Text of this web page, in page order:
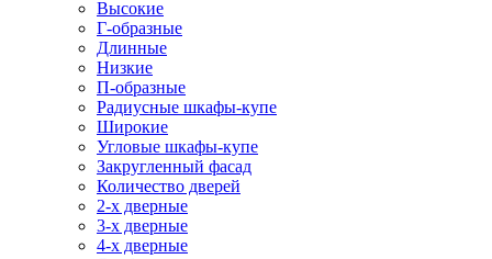
Высокие
Г-образные
Длинные
Низкие
П-образные
Радиусные шкафы-купе
Широкие
Угловые шкафы-купе
Закругленный фасад
Количество дверей
2-х дверные
3-х дверные
4-х дверные